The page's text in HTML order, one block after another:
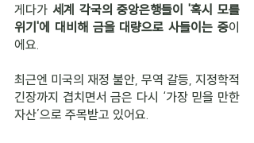
게다가 세계 각국의 중앙은행들이 '혹시 모를
위기'에 대비해 금을 대량으로 사들이는 중이
에요.
최근엔 미국의 재정 불안, 무역 갈등, 지정학적
긴장까지 겹치면서 금은 다시 ‘가장 믿을 만한
자산’으로 주목받고 있어요.